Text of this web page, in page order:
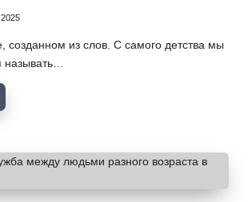
из слов. С самого детства мы
называть…